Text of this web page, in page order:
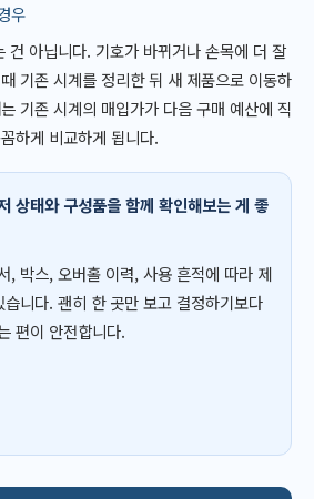
우
건 아닙니다. 기호가 바뀌거나 손목에 더 잘
기존 시계를 정리한 뒤 새 제품으로 이동하
기존 시계의 매입가가 다음 구매 예산에 직
하게 비교하게 됩니다.
상태와 구성품을 함께 확인해보는 게 좋
, 박스, 오버홀 이력, 사용 흔적에 따라 제
니다. 괜히 한 곳만 보고 결정하기보다
편이 안전합니다.